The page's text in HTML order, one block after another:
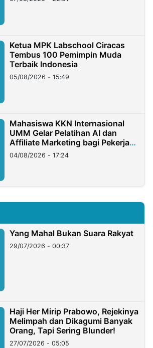
Ketua MPK Labschool Ciracas
Tembus 100 Pemimpin Muda
Terbaik Indonesia
05/08/2026 - 15:49
Mahasiswa KKN Internasional
UMM Gelar Pelatihan AI dan
Affiliate Marketing bagi Pekerja
Migran Indonesia di Taiwan
04/08/2026 - 17:24
Yang Mahal Bukan Suara Rakyat
29/07/2026 - 00:37
Haji Her Mirip Prabowo, Rejekinya
Melimpah dan Dikagumi Banyak
Orang, Tapi Sering Blunder!
27/07/2026 - 05:05